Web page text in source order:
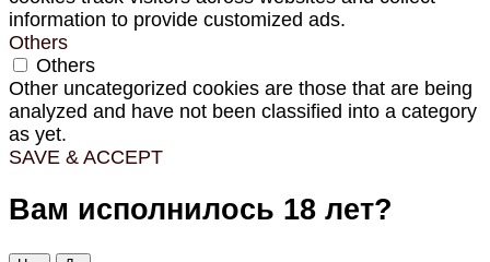
information to provide customized ads.
Others
Others
Other uncategorized cookies are those that are being
analyzed and have not been classified into a category
as yet.
SAVE & ACCEPT
Вам исполнилось 18 лет?